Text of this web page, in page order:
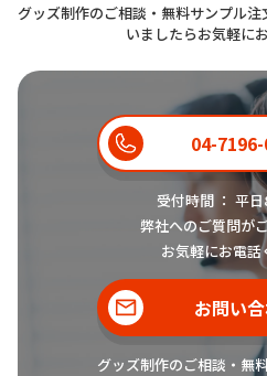
グッズ制作のご相談・無料サンプル
いましたらお気軽に
04-
受付時間 ： 平
弊社へのご質問が
お気軽にお電話
お問い
グッズ制作のご相談・無